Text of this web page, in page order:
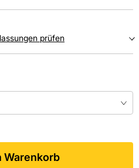
prüfen
Warenkorb